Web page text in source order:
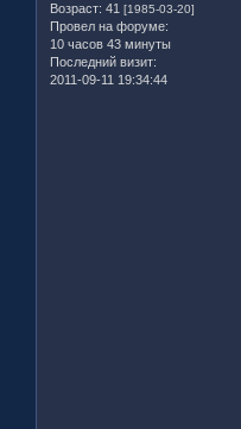
Возраст: 41 [1985-03-20]
Провел на форуме:
10 часов 43 минуты
Последний визит:
2011-09-11 19:34:44